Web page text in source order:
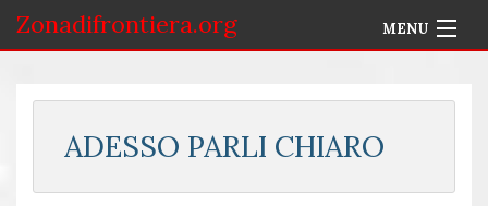
Zonadifrontiera.org MENU
ADESSO PARLI CHIARO